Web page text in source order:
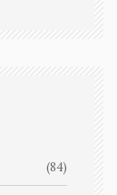
(84)